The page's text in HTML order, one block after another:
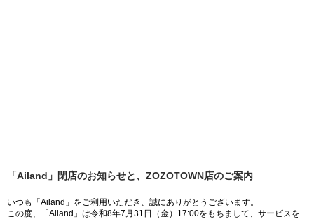
「Ailand」閉店のお知らせと、ZOZOTOWN店のご案内
いつも「Ailand」をご利用いただき、誠にありがとうございます。
この度、「Ailand」は令和8年7月31日（金）17:00をもちまして、サービスを